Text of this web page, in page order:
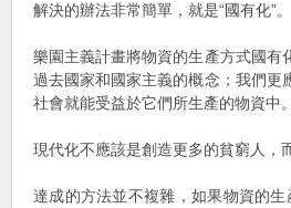
解決的辦法非常簡單，就是“國有化”。
樂園主義計畫將物資的生產方式國有
過去國家和國家主義的概念；我們更
社會就能受益於它們所生產的物資中。
現代化不應該是創造更多的貧窮人，
達成的方法並不複雜，如果物資的